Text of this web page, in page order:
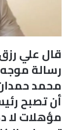
قال علي
رسالة
محمد
أن تصبح
مؤهلات لا